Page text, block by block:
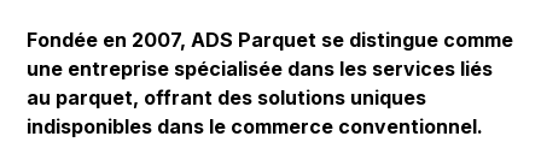
Fondée en 2007, ADS Parquet se distingue comme
une entreprise spécialisée dans les services liés
au parquet, offrant des solutions uniques
indisponibles dans le commerce conventionnel.